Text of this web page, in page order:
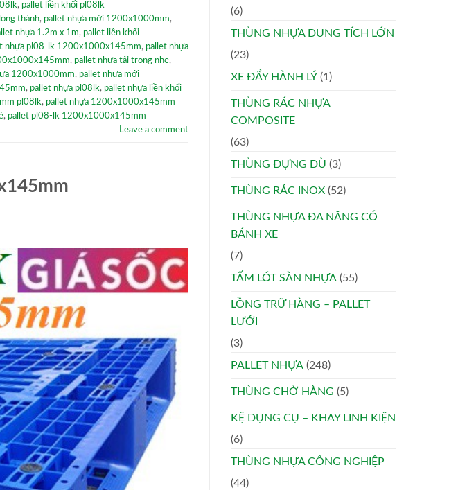
, pallet liền khối pl08lk
thành, pallet nhựa mới 1200x1000mm,
nhựa 1.2m x 1m, pallet liền khối
nhựa pl08-lk 1200x1000x145mm, pallet nhựa
, pallet nhựa tải trọng nhẹ,
1200x1000mm, pallet nhựa mới
, pallet nhựa pl08lk, pallet nhựa liền khối
pl08lk, pallet nhựa 1200x1000x145mm
, pallet pl08-lk 1200x1000x145mm
Leave a comment
(6)
THÙNG NHỰA DUNG TÍCH LỚN
(23)
XE ĐẨY HÀNH LÝ (1)
THÙNG RÁC NHỰA
COMPOSITE
(63)
THÙNG ĐỰNG DÙ (3)
THÙNG RÁC INOX (52)
THÙNG NHỰA ĐA NĂNG CÓ
BÁNH XE
(7)
TẤM LÓT SÀN NHỰA (55)
LỒNG TRỮ HÀNG – PALLET
LƯỚI
(3)
PALLET NHỰA (248)
THÙNG CHỞ HÀNG (5)
KỆ DỤNG CỤ – KHAY LINH KIỆN
(6)
THÙNG NHỰA CÔNG NGHIỆP
(44)